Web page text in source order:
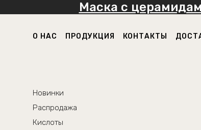
Маска с
О НАС ПРОДУКЦИЯ КОНТАКТЫ
Новинки
Распродажа
Кислоты